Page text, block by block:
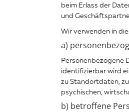
beim Erlass der
und
Wir verwenden in
a)
Personenbezogene
identifizierbar wird
zu Standortdaten,
psychischen,
b) betroffene